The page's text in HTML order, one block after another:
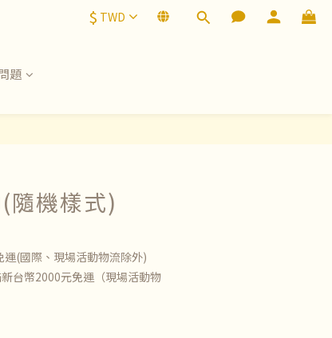
$ TWD
題
隨機樣式)
(國際、現場活動物流除外)
台幣2000元免運（現場活動物